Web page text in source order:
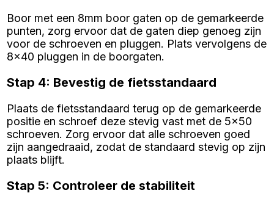
Boor met een 8mm boor gaten op de gemarkeerde
punten, zorg ervoor dat de gaten diep genoeg zijn
voor de schroeven en pluggen. Plats vervolgens de
8x40 pluggen in de boorgaten.
Stap 4: Bevestig de fietsstandaard
Plaats de fietsstandaard terug op de gemarkeerde
positie en schroef deze stevig vast met de 5x50
schroeven. Zorg ervoor dat alle schroeven goed
zijn aangedraaid, zodat de standaard stevig op zijn
plaats blijft.
Stap 5: Controleer de stabiliteit